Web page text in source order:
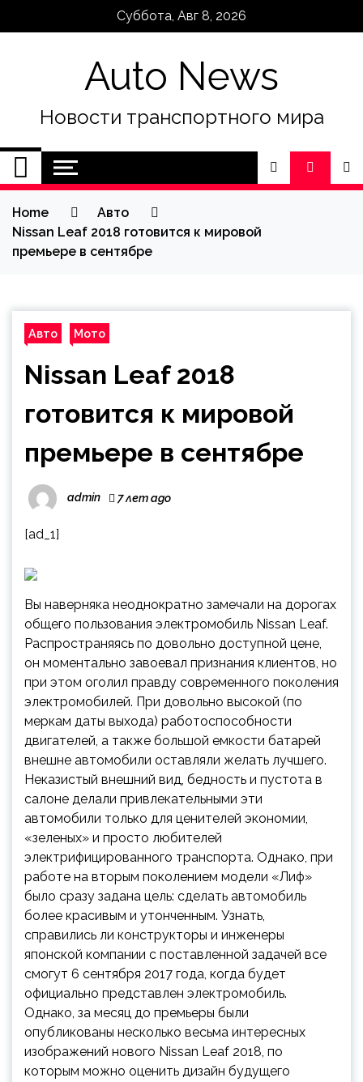
Суббота, Авг 8, 2026
Auto News
Новости транспортного мира
Home
Авто
Nissan Leaf 2018 готовится к мировой
премьере в сентябре
Авто Мото
Nissan Leaf 2018
готовится к мировой
премьере в сентябре
admin 7 лет ago
[ad_1]
Вы наверняка неоднократно замечали на дорогах
общего пользования электромобиль Nissan Leaf.
Распространяясь по довольно доступной цене,
он моментально завоевал признания клиентов, но
при этом оголил правду современного поколения
электромобилей. При довольно высокой (по
меркам даты выхода) работоспособности
двигателей, а также большой емкости батарей
внешне автомобили оставляли желать лучшего.
Неказистый внешний вид, бедность и пустота в
салоне делали привлекательными эти
автомобили только для ценителей экономии,
«зеленых» и просто любителей
электрифицированного транспорта. Однако, при
работе на вторым поколением модели «Лиф»
было сразу задана цель: сделать автомобиль
более красивым и утонченным. Узнать,
справились ли конструкторы и инженеры
японской компании с поставленной задачей все
смогут 6 сентября 2017 года, когда будет
официально представлен электромобиль.
Однако, за месяц до премьеры были
опубликованы несколько весьма интересных
изображений нового Nissan Leaf 2018, по
которым можно оценить дизайн будущего